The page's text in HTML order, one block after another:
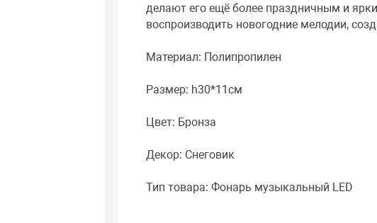
делают его ещё более праздничным и
воспроизводить новогодние мелодии,
Материал: Полипропилен
Размер: h30*11см
Цвет: Бронза
Декор: Снеговик
Тип товара: Фонарь музыкальный LED